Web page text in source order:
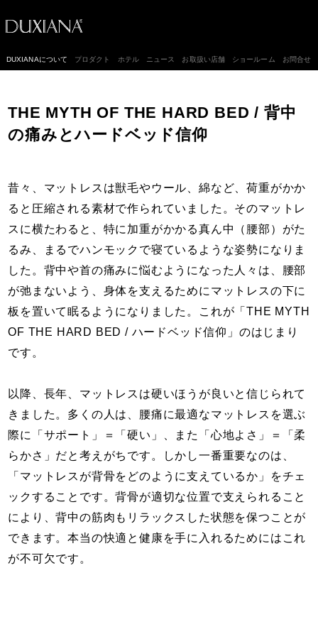
DUXIANAについて プロダクト ホテル ニュース お取扱い店舗 ショールーム お問合せ
THE MYTH OF THE HARD BED / 背中
の痛みとハードベッド信仰
昔々、マットレスは獣毛やウール、綿など、荷重がかか
ると圧縮される素材で作られていました。そのマットレ
スに横たわると、特に加重がかかる真ん中（腰部）がた
るみ、まるでハンモックで寝ているような姿勢になりま
した。背中や首の痛みに悩むようになった人々は、腰部
が弛まないよう、身体を支えるためにマットレスの下に
板を置いて眠るようになりました。これが「THE MYTH
OF THE HARD BED / ハードベッド信仰」のはじまり
です。
以降、長年、マットレスは硬いほうが良いと信じられて
きました。多くの人は、腰痛に最適なマットレスを選ぶ
際に「サポート」＝「硬い」、また「心地よさ」＝「柔
らかさ」だと考えがちです。しかし一番重要なのは、
「マットレスが背骨をどのように支えているか」をチェ
ックすることです。背骨が適切な位置で支えられること
により、背中の筋肉もリラックスした状態を保つことが
できます。本当の快適と健康を手に入れるためにはこれ
が不可欠です。